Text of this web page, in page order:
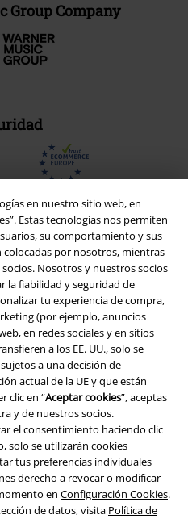
en nuestro sitio web, en
Estas tecnologías nos permiten
su comportamiento y sus
por nosotros, mientras
Nosotros y nuestros socios
la fiabilidad y seguridad de
tu experiencia de compra,
(por ejemplo, anuncios
en redes sociales y en sitios
a los EE. UU., solo se
a una decisión de
actual de la UE y que están
clic en “Aceptar cookies”, aceptas
y de nuestros socios.
el consentimiento haciendo clic
solo se utilizarán cookies
tus preferencias individuales
derecho a revocar o modificar
en Configuración Cookies.
de datos, visita Política de
Group Company
del medioambiente